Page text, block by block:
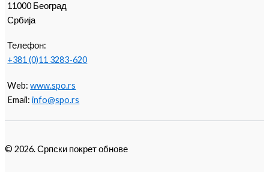
11000 Београд
Србија
Телефон:
+381 (0)11 3283-620
Web:www.spo.rs
Email:info@spo.rs
© 2026. Српски покрет обнове